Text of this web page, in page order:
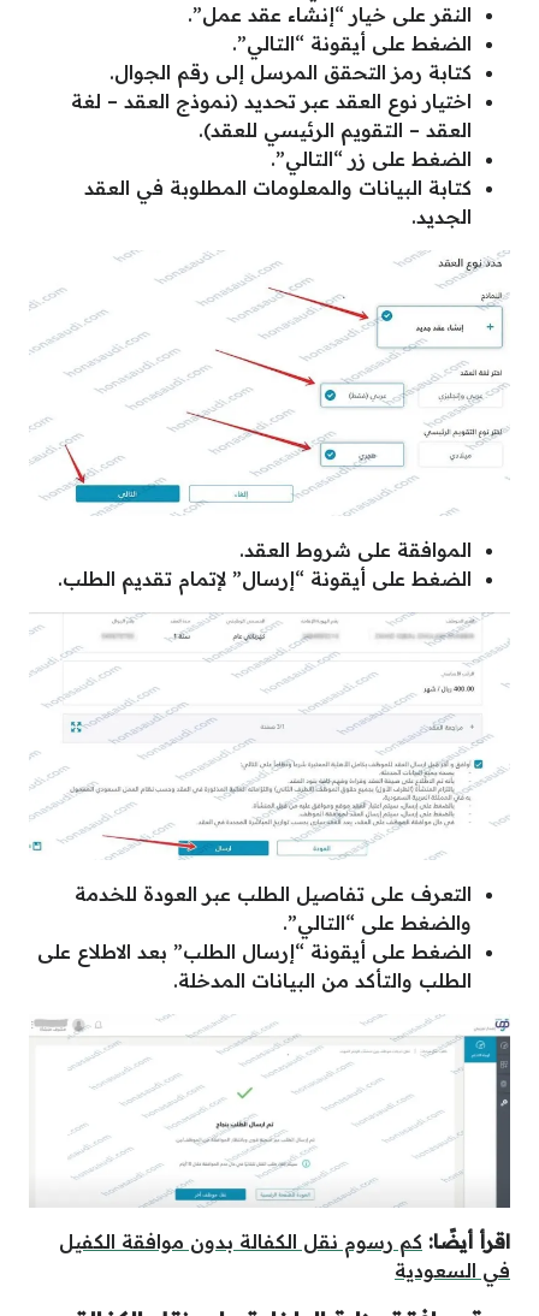
النقر على خيار “إنشاء عقد عمل”.
الضغط على أيقونة “التالي”.
كتابة رمز التحقق المرسل إلى رقم الجوال.
اختيار نوع العقد عبر تحديد (نموذج العقد – لغة
العقد – التقويم الرئيسي للعقد).
الضغط على زر “التالي”.
كتابة البيانات والمعلومات المطلوبة في العقد
الجديد.
الموافقة على شروط العقد.
الضغط على أيقونة “إرسال” لإتمام تقديم الطلب.
التعرف على تفاصيل الطلب عبر العودة للخدمة
والضغط على “التالي”.
الضغط على أيقونة “إرسال الطلب” بعد الاطلاع على
الطلب والتأكد من البيانات المدخلة.
اقرأ أيضًا: كم رسوم نقل الكفالة بدون موافقة الكفيل
في السعودية